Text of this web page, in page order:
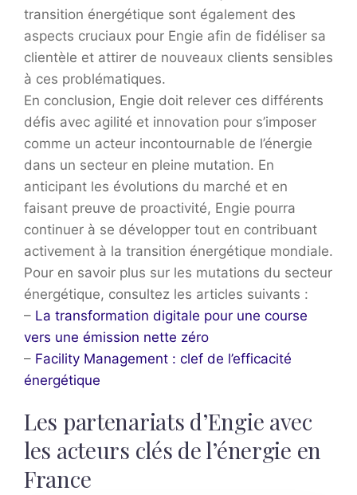
transition énergétique sont également des
aspects cruciaux pour Engie afin de fidéliser sa
clientèle et attirer de nouveaux clients sensibles
à ces problématiques.
En conclusion, Engie doit relever ces différents
défis avec agilité et innovation pour s’imposer
comme un acteur incontournable de l’énergie
dans un secteur en pleine mutation. En
anticipant les évolutions du marché et en
faisant preuve de proactivité, Engie pourra
continuer à se développer tout en contribuant
activement à la transition énergétique mondiale.
Pour en savoir plus sur les mutations du secteur
énergétique, consultez les articles suivants :
– La transformation digitale pour une course
vers une émission nette zéro
– Facility Management : clef de l’efficacité
énergétique
Les partenariats d’Engie avec
les acteurs clés de l’énergie en
France